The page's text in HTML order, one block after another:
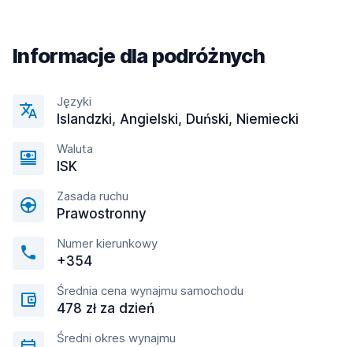
Informacje dla podróżnych
Języki
Islandzki, Angielski, Duński, Niemiecki
Waluta
ISK
Zasada ruchu
Prawostronny
Numer kierunkowy
+354
Średnia cena wynajmu samochodu
478 zł za dzień
Średni okres wynajmu